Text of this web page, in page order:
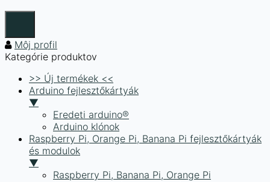
Môj profil
Kategórie produktov
>> Új termékek <<
Arduino fejlesztőkártyák
▼
Eredeti arduino®
Arduino klónok
Raspberry Pi, Orange Pi, Banana Pi fejlesztőkártyák
és modulok
▼
Raspberry Pi, Banana Pi, Orange Pi